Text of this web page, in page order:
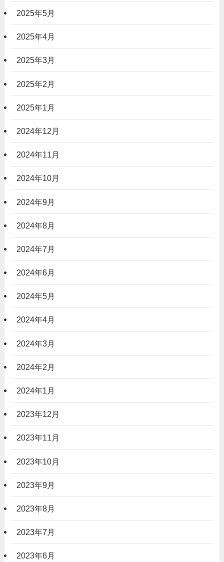
2025年5月
2025年4月
2025年3月
2025年2月
2025年1月
2024年12月
2024年11月
2024年10月
2024年9月
2024年8月
2024年7月
2024年6月
2024年5月
2024年4月
2024年3月
2024年2月
2024年1月
2023年12月
2023年11月
2023年10月
2023年9月
2023年8月
2023年7月
2023年6月